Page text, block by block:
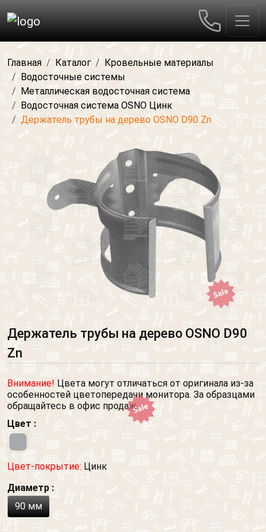
Главная Каталог
Кровельные материалы
Водосточные системы
Металлическая водосточная система
Водосточная система OSNO Цинк
Держатель трубы на дерево OSNO D90 Zn
Держатель трубы на дерево OSNO D90
Zn
Внимание! Цвета могут отличаться от оригинала из-за
особенностей цветопередачи монитора. За образцами
обращайтесь в офис продаж.
Цвет :
Цвет-покрытие: Цинк
Диаметр :
90 мм